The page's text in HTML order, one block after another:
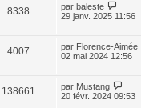
8338 par baleste
29 janv. 2025 11:56
4007 par Florence-Aimée
02 mai 2024 12:56
138661 par Mustang
20 févr. 2024 09:53